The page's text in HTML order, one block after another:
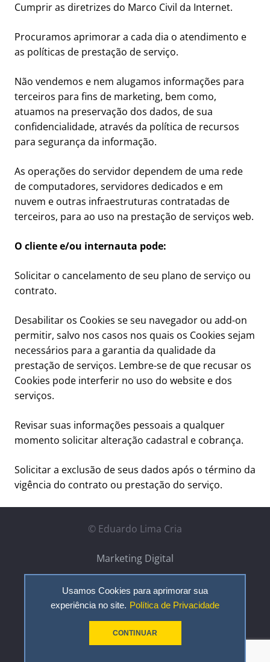
Usamos Cookies para aprimorar sua
experiência no site. Política de Privacidade
CONTINUAR
Cumprir as diretrizes do Marco Civil da Internet.
Procuramos aprimorar a cada dia o atendimento e
as políticas de prestação de serviço.
Não vendemos e nem alugamos informações para
terceiros para fins de marketing, bem como,
atuamos na preservação dos dados, de sua
confidencialidade, através da política de recursos
para segurança da informação.
As operações do servidor dependem de uma rede
de computadores, servidores dedicados e em
nuvem e outras infraestruturas contratadas de
terceiros, para ao uso na prestação de serviços web.
O cliente e/ou internauta pode:
Solicitar o cancelamento de seu plano de serviço ou
contrato.
Desabilitar os Cookies se seu navegador ou add-on
permitir, salvo nos casos nos quais os Cookies sejam
necessários para a garantia da qualidade da
prestação de serviços. Lembre-se de que recusar os
Cookies pode interferir no uso do website e dos
serviços.
Revisar suas informações pessoais a qualquer
momento solicitar alteração cadastral e cobrança.
Solicitar a exclusão de seus dados após o término da
vigência do contrato ou prestação do serviço.
© Eduardo Lima Cria
Marketing Digital
Contato
Política de Recursos